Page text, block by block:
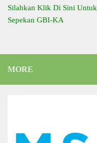
Silahkan Klik Di Sini
Sepekan GBI-KA
MORE